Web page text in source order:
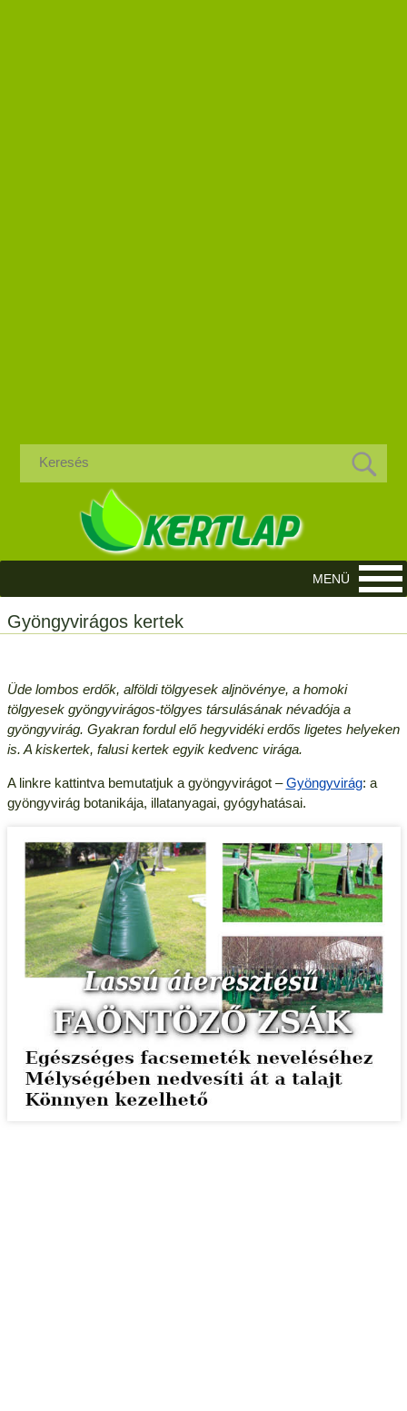
Gyöngyvirágos kertek
Üde lombos erdők, alföldi tölgyesek aljnövénye, a homoki
tölgyesek gyöngyvirágos-tölgyes társulásának névadója a
gyöngyvirág. Gyakran fordul elő hegyvidéki erdős ligetes helyeken
is. A kiskertek, falusi kertek egyik kedvenc virága.
A linkre kattintva bemutatjuk a gyöngyvirágot –Gyöngyvirág: a
gyöngyvirág botanikája, illatanyagai, gyógyhatásai.